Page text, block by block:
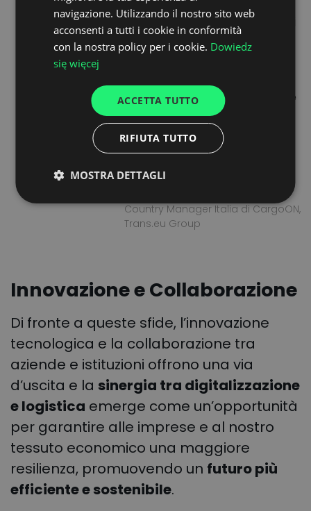
profondamente i costi dei
trasporti e la disponibilità
degli autisti, con ricadute
trasporti, ma anche per le
imprese che si avvalgono
della filiera logistica e per
i consumatori finali.
Country Manager Italia di CargoON,
Trans.eu Group
Innovazione e Collaborazione
Di fronte a queste sfide, l’innovazione
tecnologica e la collaborazione tra
aziende e istituzioni offrono una via
d’uscita e la sinergia tra digitalizzazione
e logistica emerge come un’opportunità
per garantire alle imprese e al nostro
tessuto economico una maggiore
resilienza, promuovendo un futuro più
efficiente e sostenibile.
GERMAN
UKRAINIAN
SPANISH
navigazione. Utilizzando il nostro sito web
acconsenti a tutti i cookie in conformità
con la nostra policy per i cookie. Dowiedz
się więcej
ACCETTA TUTTO
RIFIUTA TUTTO
MOSTRA DETTAGLI